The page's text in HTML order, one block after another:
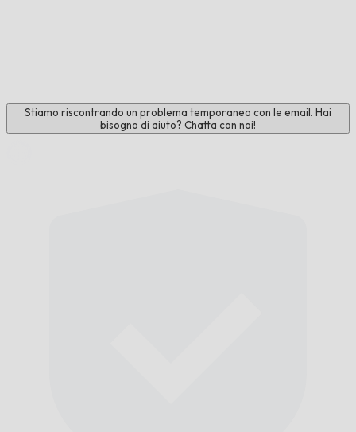
Stiamo riscontrando un problema temporaneo con le email. Hai
bisogno di aiuto? Chatta con noi!